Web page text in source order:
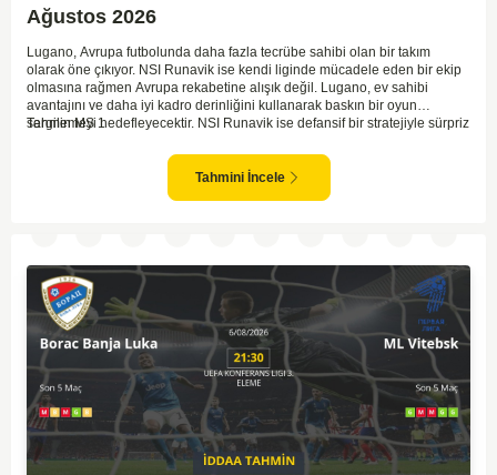
Ağustos 2026
Lugano, Avrupa futbolunda daha fazla tecrübe sahibi olan bir takım
olarak öne çıkıyor. NSI Runavik ise kendi liginde mücadele eden bir ekip
olmasına rağmen Avrupa rekabetine alışık değil. Lugano, ev sahibi
avantajını ve daha iyi kadro derinliğini kullanarak baskın bir oyun
sergilemeyi hedefleyecektir. NSI Runavik ise defansif bir stratejiyle sürpriz
kazanma ihtimali oldukça yüksek görünüyor. İki takım arasındaki kalite
farkı göz önüne alındığında, Lugano galibiyete yakın olan taraftır.
Tahmin MS 1
Tahmini İncele